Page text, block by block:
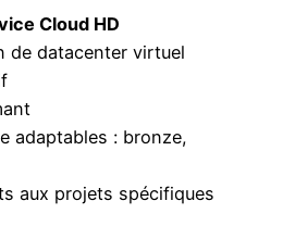
Cloud HD
de datacenter virtuel
adaptables : bronze,
aux projets spécifiques